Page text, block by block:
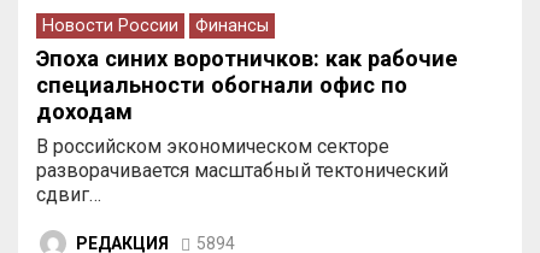
Новости России Финансы
Эпоха синих воротничков: как рабочие
специальности обогнали офис по
доходам
В российском экономическом секторе
разворачивается масштабный тектонический
сдвиг…
РЕДАКЦИЯ 5894